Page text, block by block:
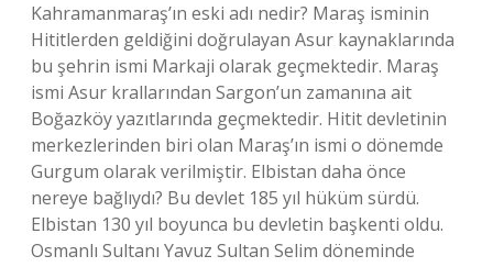
Kahramanmaraş’ın eski adı nedir? Maraş isminin
Hititlerden geldiğini doğrulayan Asur kaynaklarında
bu şehrin ismi Markaji olarak geçmektedir. Maraş
ismi Asur krallarından Sargon’un zamanına ait
Boğazköy yazıtlarında geçmektedir. Hitit devletinin
merkezlerinden biri olan Maraş’ın ismi o dönemde
Gurgum olarak verilmiştir. Elbistan daha önce
nereye bağlıydı? Bu devlet 185 yıl hüküm sürdü.
Elbistan 130 yıl boyunca bu devletin başkenti oldu.
Osmanlı Sultanı Yavuz Sultan Selim döneminde